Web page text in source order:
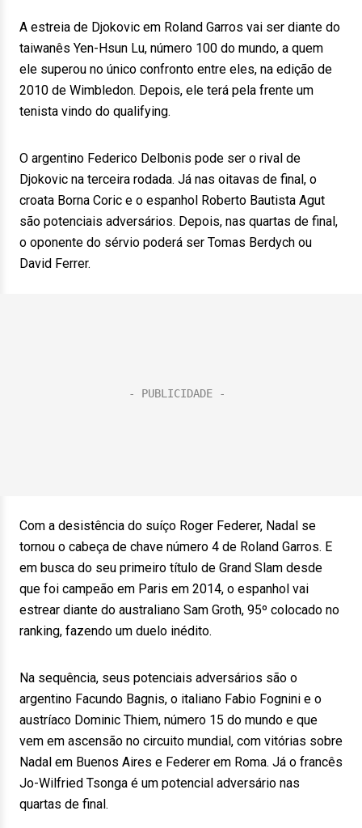
A estreia de Djokovic em Roland Garros vai ser diante do
taiwanês Yen-Hsun Lu, número 100 do mundo, a quem
ele superou no único confronto entre eles, na edição de
2010 de Wimbledon. Depois, ele terá pela frente um
tenista vindo do qualifying.
O argentino Federico Delbonis pode ser o rival de
Djokovic na terceira rodada. Já nas oitavas de final, o
croata Borna Coric e o espanhol Roberto Bautista Agut
são potenciais adversários. Depois, nas quartas de final,
o oponente do sérvio poderá ser Tomas Berdych ou
David Ferrer.
Com a desistência do suíço Roger Federer, Nadal se
tornou o cabeça de chave número 4 de Roland Garros. E
em busca do seu primeiro título de Grand Slam desde
que foi campeão em Paris em 2014, o espanhol vai
estrear diante do australiano Sam Groth, 95º colocado no
ranking, fazendo um duelo inédito.
Na sequência, seus potenciais adversários são o
argentino Facundo Bagnis, o italiano Fabio Fognini e o
austríaco Dominic Thiem, número 15 do mundo e que
vem em ascensão no circuito mundial, com vitórias sobre
Nadal em Buenos Aires e Federer em Roma. Já o francês
Jo-Wilfried Tsonga é um potencial adversário nas
quartas de final.